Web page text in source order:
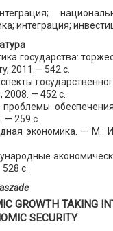
интеграция;
государства:
2011.— 542 с.
— 452 с.
— 259 с.
экономика. — М.:
с.
GROWTH TAKING
SECURITY